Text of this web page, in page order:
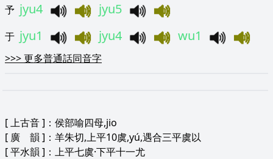
予 jyu4 jyu5
于 jyu1 jyu4 wu1
>>>更多普通話同音字
[上古音]：侯部喻四母,jio
[ 廣 韻 ]：羊朱切,上平10虞,yú,遇合三平虞以
[平水韻 ]：上平七虞·下平十一尤